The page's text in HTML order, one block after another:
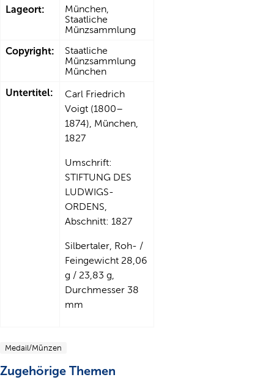
Lageort:
München,
Staatliche
Münzsammlung
Copyright:
Staatliche
Münzsammlung
München
Untertitel:
Carl Friedrich
Voigt (1800–
1874), München,
1827
Umschrift:
STIFTUNG DES
LUDWIGS-
ORDENS,
Abschnitt: 1827
Silbertaler, Roh- /
Feingewicht 28,06
g / 23,83 g,
Durchmesser 38
mm
Medail/Münzen
Zugehörige Themen